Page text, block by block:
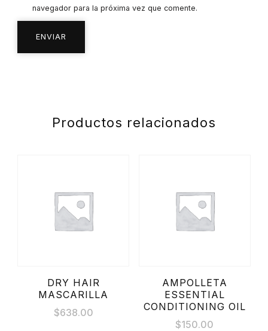
navegador para la próxima vez que comente.
Productos relacionados
DRY HAIR
MASCARILLA
$638.00
AMPOLLETA
ESSENTIAL
CONDITIONING OIL
$150.00